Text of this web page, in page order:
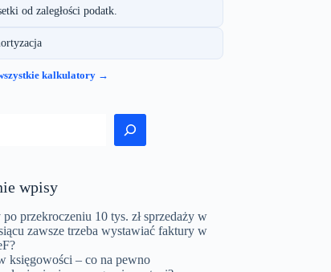
od zaległości podatk.
kalkulatory →
wpisy
po przekroczeniu 10 tys. zł sprzedaży w
zawsze trzeba wystawiać faktury w
księgowości – co na pewno